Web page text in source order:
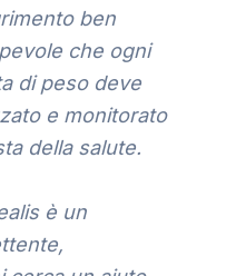
ben
che ogni
di peso deve
e monitorato
della salute.
è un